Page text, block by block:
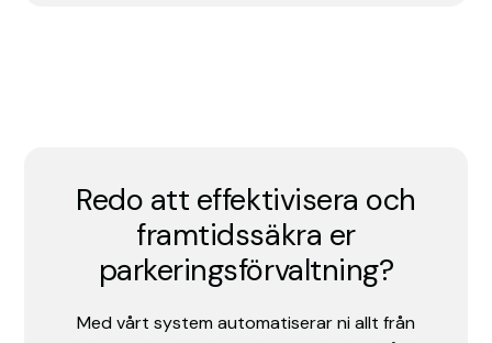
Redo att effektivisera och
framtidssäkra er
parkeringsförvaltning?
Med vårt system automatiserar ni allt från